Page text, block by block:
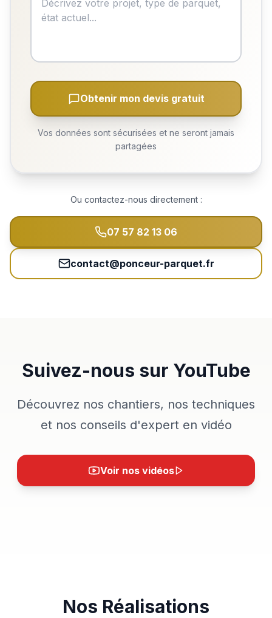
Obtenir mon devis gratuit
Vos données sont sécurisées et ne seront jamais
partagées
Ou contactez-nous directement :
07 57 82 13 06
contact@ponceur-parquet.fr
Suivez-nous sur YouTube
Découvrez nos chantiers, nos techniques
et nos conseils d'expert en vidéo
Voir nos vidéos
Nos Réalisations